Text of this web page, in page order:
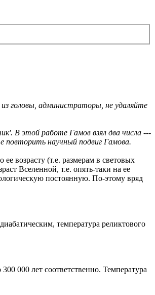
головы, администраторы, не удаляйте
В этой работе Гамов взял два числа ---
повторить научный подвиг Гамова.
возрасту (т.е. размерам в световых
Вселенной, т.е. опять-таки на ее
постоянную. По-этому вряд
температура реликтового
000 лет соответственно. Температура